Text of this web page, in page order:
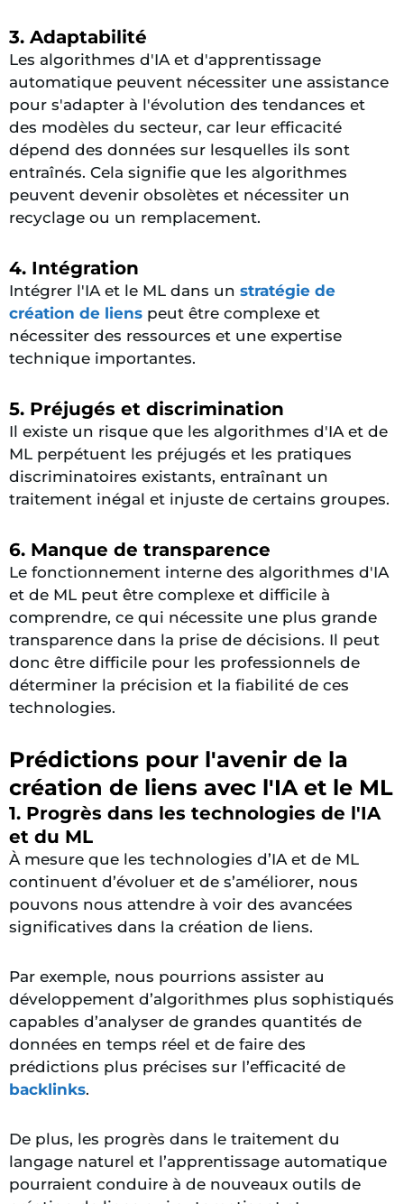
3. Adaptabilité
Les algorithmes d'IA et d'apprentissage
automatique peuvent nécessiter une assistance
pour s'adapter à l'évolution des tendances et
des modèles du secteur, car leur efficacité
dépend des données sur lesquelles ils sont
entraînés. Cela signifie que les algorithmes
peuvent devenir obsolètes et nécessiter un
recyclage ou un remplacement.
4. Intégration
Intégrer l'IA et le ML dans un stratégie de
création de liens peut être complexe et
nécessiter des ressources et une expertise
technique importantes.
5. Préjugés et discrimination
Il existe un risque que les algorithmes d'IA et de
ML perpétuent les préjugés et les pratiques
discriminatoires existants, entraînant un
traitement inégal et injuste de certains groupes.
6. Manque de transparence
Le fonctionnement interne des algorithmes d'IA
et de ML peut être complexe et difficile à
comprendre, ce qui nécessite une plus grande
transparence dans la prise de décisions. Il peut
donc être difficile pour les professionnels de
déterminer la précision et la fiabilité de ces
technologies.
Prédictions pour l'avenir de la
création de liens avec l'IA et le ML
1. Progrès dans les technologies de l'IA
et du ML
À mesure que les technologies d’IA et de ML
continuent d’évoluer et de s’améliorer, nous
pouvons nous attendre à voir des avancées
significatives dans la création de liens.
Par exemple, nous pourrions assister au
développement d’algorithmes plus sophistiqués
capables d’analyser de grandes quantités de
données en temps réel et de faire des
prédictions plus précises sur l’efficacité de
backlinks.
De plus, les progrès dans le traitement du
langage naturel et l’apprentissage automatique
pourraient conduire à de nouveaux outils de